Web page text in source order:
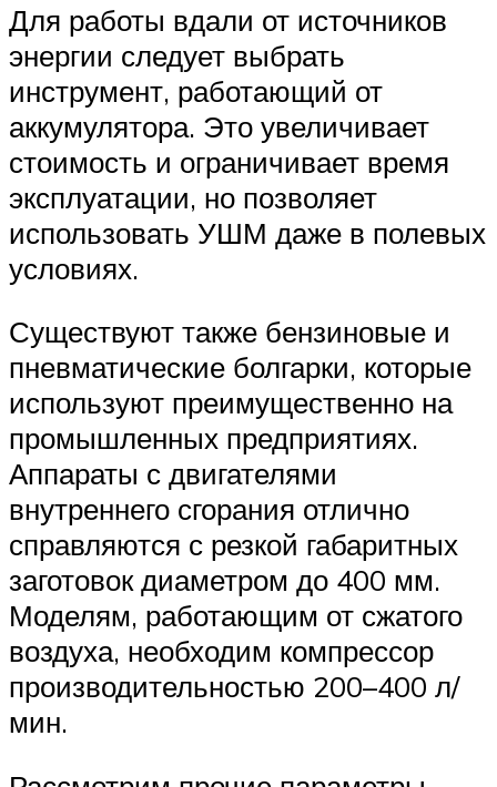
Для работы вдали от источников
энергии следует выбрать
инструмент, работающий от
аккумулятора. Это увеличивает
стоимость и ограничивает время
эксплуатации, но позволяет
использовать УШМ даже в полевых
условиях.
Существуют также бензиновые и
пневматические болгарки, которые
используют преимущественно на
промышленных предприятиях.
Аппараты с двигателями
внутреннего сгорания отлично
справляются с резкой габаритных
заготовок диаметром до 400 мм.
Моделям, работающим от сжатого
воздуха, необходим компрессор
производительностью 200–400 л/
мин.